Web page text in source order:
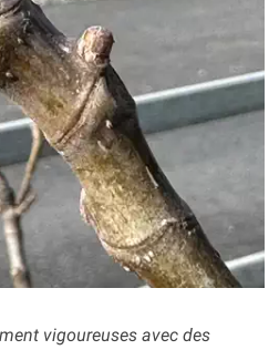
vigoureuses avec des